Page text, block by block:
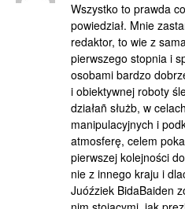
Wszystko to prawda
powiedział. Mnie
redaktor, to wie z
pierwszego stopnia i
osobami bardzo
i obiektywnej roboty
działañ służb, w
manipulacyjnych i
atmosferę, celem
pierwszej kolejności
nie z innego kraju i
Juóźziek BidaBaiden